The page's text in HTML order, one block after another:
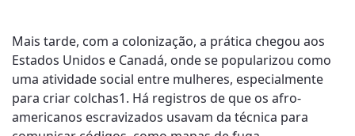
Mais tarde, com a colonização, a prática chegou aos
Estados Unidos e Canadá, onde se popularizou como
uma atividade social entre mulheres, especialmente
para criar colchas1. Há registros de que os afro-
americanos escravizados usavam da técnica para